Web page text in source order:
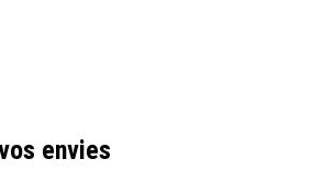
envies